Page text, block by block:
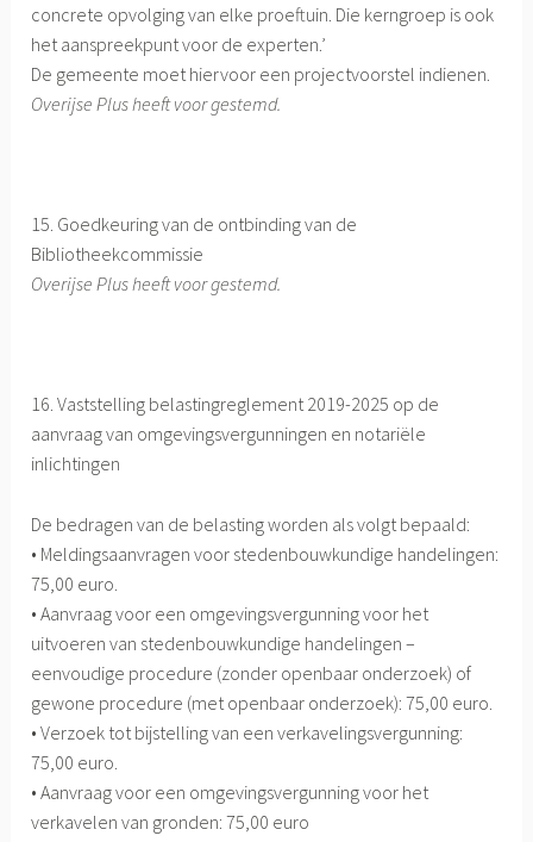
concrete opvolging van elke proeftuin. Die kerngroep is ook
het aanspreekpunt voor de experten.’
De gemeente moet hiervoor een projectvoorstel indienen.
Overijse Plus heeft voor gestemd.
15. Goedkeuring van de ontbinding van de
Bibliotheekcommissie
Overijse Plus heeft voor gestemd.
16. Vaststelling belastingreglement 2019-2025 op de
aanvraag van omgevingsvergunningen en notariële
inlichtingen
De bedragen van de belasting worden als volgt bepaald:
• Meldingsaanvragen voor stedenbouwkundige handelingen:
75,00 euro.
• Aanvraag voor een omgevingsvergunning voor het
uitvoeren van stedenbouwkundige handelingen –
eenvoudige procedure (zonder openbaar onderzoek) of
gewone procedure (met openbaar onderzoek): 75,00 euro.
• Verzoek tot bijstelling van een verkavelingsvergunning:
75,00 euro.
• Aanvraag voor een omgevingsvergunning voor het
verkavelen van gronden: 75,00 euro